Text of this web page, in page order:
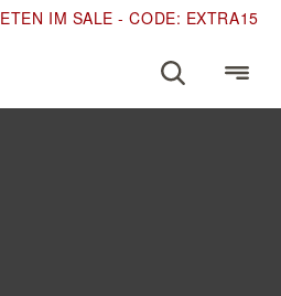
IM SALE - CODE: EXTRA15